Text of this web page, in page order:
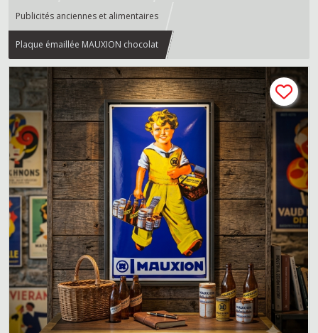
Publicités anciennes et alimentaires
Plaque émaillée MAUXION chocolat